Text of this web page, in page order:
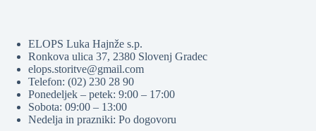
ELOPS Luka Hajnže s.p.
Ronkova ulica 37, 2380 Slovenj Gradec
elops.storitve@gmail.com
Telefon: (02) 230 28 90
Ponedeljek – petek: 9:00 – 17:00
Sobota: 09:00 – 13:00
Nedelja in prazniki: Po dogovoru